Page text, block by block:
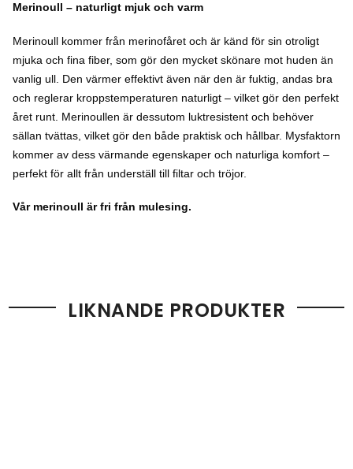
Merinoull – naturligt mjuk och varm
Merinoull kommer från merinofåret och är känd för sin otroligt
mjuka och fina fiber, som gör den mycket skönare mot huden än
vanlig ull. Den värmer effektivt även när den är fuktig, andas bra
och reglerar kroppstemperaturen naturligt – vilket gör den perfekt
året runt. Merinoullen är dessutom luktresistent och behöver
sällan tvättas, vilket gör den både praktisk och hållbar. Mysfaktorn
kommer av dess värmande egenskaper och naturliga komfort –
perfekt för allt från underställ till filtar och tröjor.
Vår merinoull är fri från mulesing.
LIKNANDE PRODUKTER